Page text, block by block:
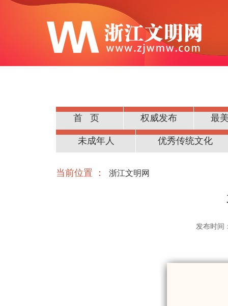
首页 权威发布 最
公民道德
未成年人 优秀传统文化
当前位置 ： 浙江文明网
发布时间